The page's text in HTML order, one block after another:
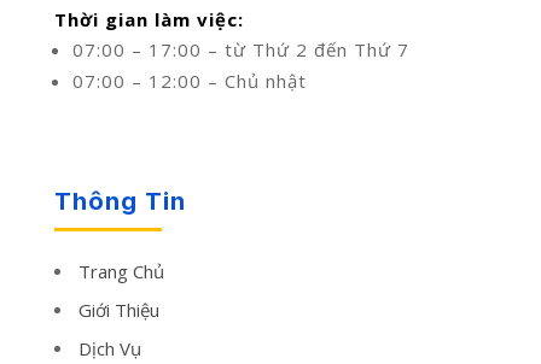
Thời gian làm việc:
07:00 – 17:00 – từ Thứ 2 đến Thứ 7
07:00 – 12:00 – Chủ nhật
Thông Tin
Trang Chủ
Giới Thiệu
Dịch Vụ